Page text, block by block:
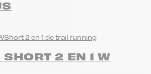
Short 2 en 1 de trail running
2 EN 1 W